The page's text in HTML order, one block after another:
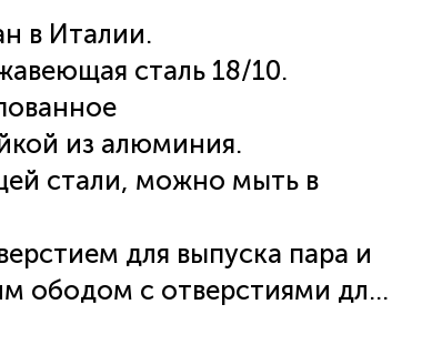
в Италии.
сталь 18/10.
из алюминия.
стали, можно мыть в
для выпуска пара и
ободом с отверстиями для